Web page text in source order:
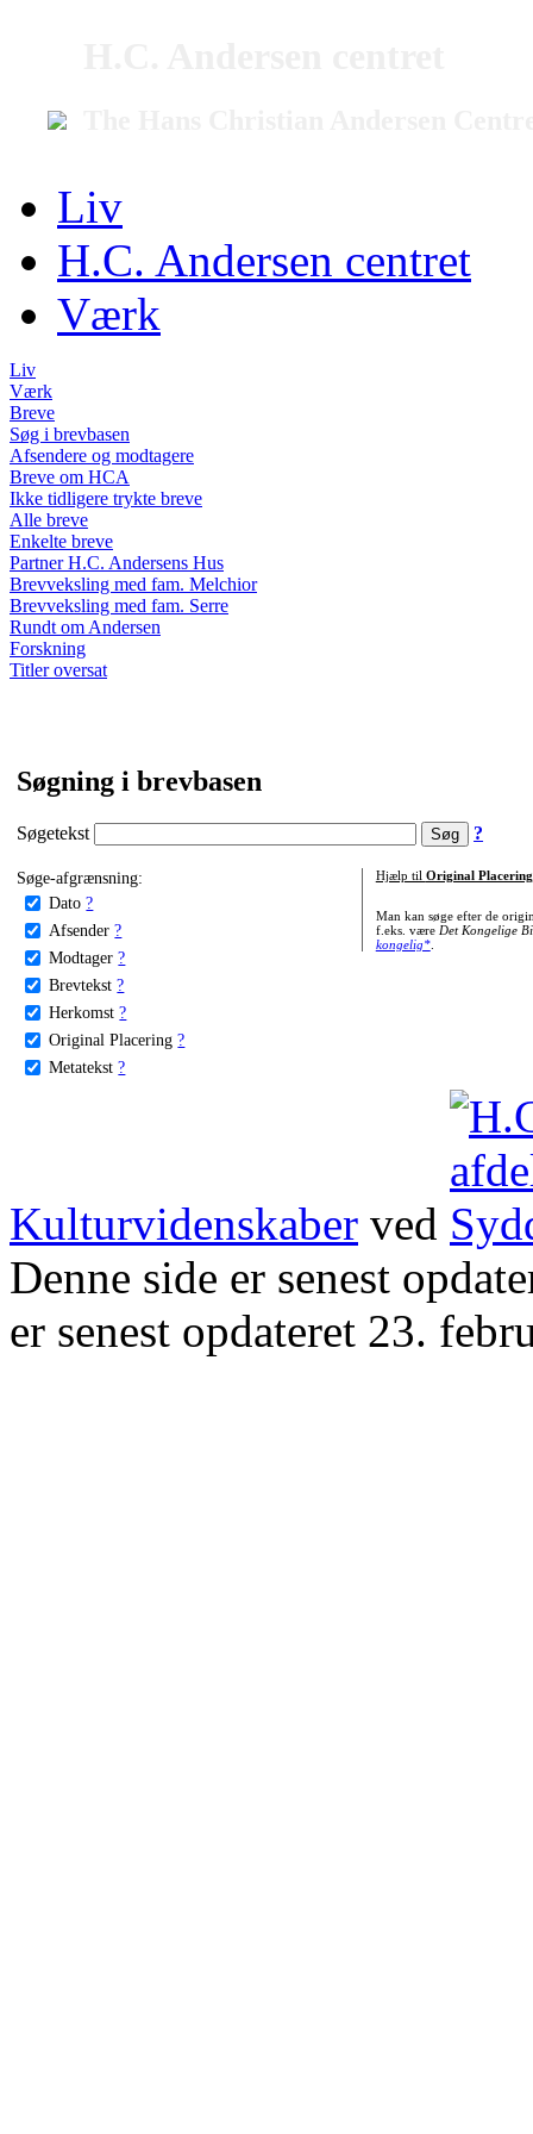
Liv
H.C. Andersen centret
Værk
Liv
Værk
Breve
Søg i brevbasen
Afsendere og modtagere
Breve om HCA
Ikke tidligere trykte breve
Alle breve
Enkelte breve
Partner H.C. Andersens Hus
Brevveksling med fam. Melchior
Brevveksling med fam. Serre
Rundt om Andersen
Forskning
Titler oversat
Søgning i brevbasen
Søgetekst ?
Søge-afgrænsning:
Dato ?
Afsender ?
Modtager ?
Brevtekst ?
Herkomst ?
Original Placering ?
Metatekst ?
Hjælp til Original Placering
Man kan søge efter de
f.eks. være Det Kongelige
kongelig*.
Kulturvidenskaber ved
Denne side er senest
er senest opdateret 23.